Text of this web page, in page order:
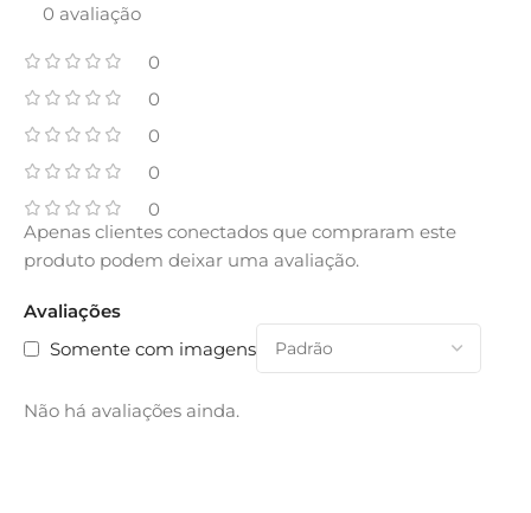
0 avaliação
0
0
0
0
0
Avaliações
Somente com imagens
Não há avaliações ainda.
Apenas clientes conectados que compraram este
produto podem deixar uma avaliação.